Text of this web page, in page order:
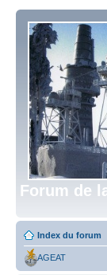
Forum de
Index du forum
AGEAT